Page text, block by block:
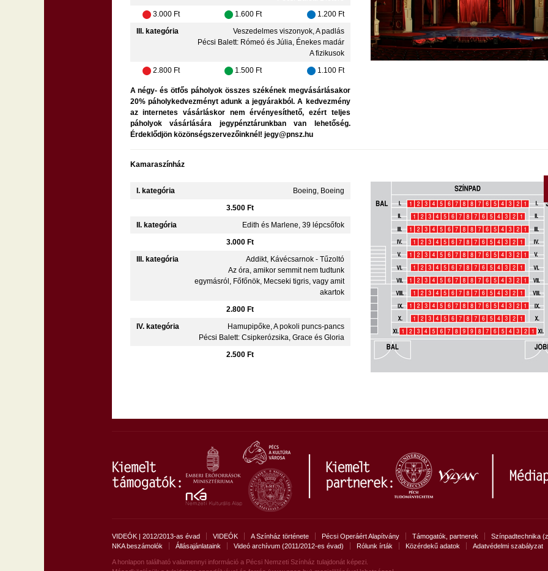
3.000 Ft
1.600 Ft
1.200 Ft
III. kategória
Veszedelmes viszonyok, A padlás
Pécsi Balett: Rómeó és Júlia, Énekes madár
A fizikusok
2.800 Ft
1.500 Ft 1.100 Ft
A négy- és ötfős páholyok összes székének megvásárlásakor
20% páholykedvezményt adunk a jegyárakból. A kedvezmény
az internetes vásárláskor nem érvényesíthető, ezért teljes
páholyok vásárlására jegypénztárunkban van lehetőség.
Érdeklődjön közönségszervezőinknél! jegy@pnsz.hu
Kamaraszínház
I. kategória
Boeing, Boeing
3.500 Ft
II. kategória
Edith és Marlene, 39 lépcsőfok
3.000 Ft
III. kategória
Addikt, Kávécsarnok - Tűzoltó
Az óra, amikor semmit nem tudtunk
egymásról, Főfőnök, Mecseki tigris, vagy amit
akartok
2.800 Ft
IV. kategória
Hamupipőke, A pokoli puncs-pancs
Pécsi Balett: Csipkerózsika, Grace és Gloria
2.500 Ft
VIDEÓK | 2012/2013-as évad VIDEÓK A Színház története Pécsi Operáért Alapítvány Támogatók, partnerek Színpadtechnika
NKA beszámolók
Állásajánlataink Videó archívum (2011/2012-es évad) Rólunk írták Közérdekű adatok Adatvédelmi szabályzat
A honlapon található valamennyi információ a Pécsi Nemzeti Színház tulajdonát képezi.